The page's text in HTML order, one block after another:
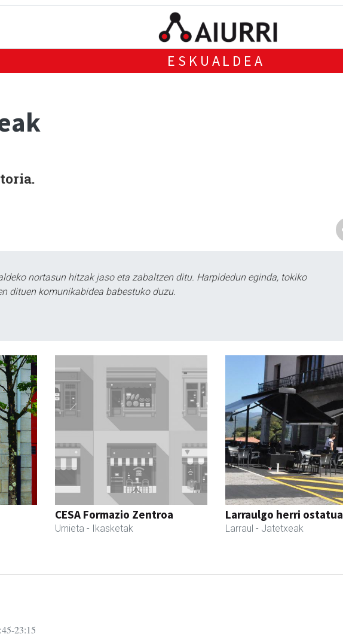
ESKUALDEA
nortasun hitzak jaso eta zabaltzen ditu. Harpidedun eginda, tokiko
dituen komunikabidea babestuko duzu.
CESA Formazio Zentroa
Urnieta - Ikasketak
Larraulgo herri ostatua
Larraul - Jatetxeak
23:15